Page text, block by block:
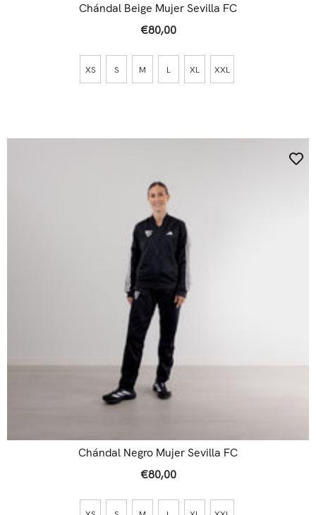
Chándal Beige Mujer Sevilla FC
€80,00
XS S M L XL XXL
Chándal Negro Mujer Sevilla FC
€80,00